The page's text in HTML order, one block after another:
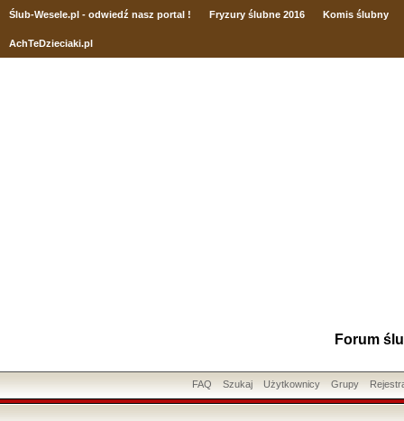
Ślub-Wesele.pl - odwiedź nasz portal ! Fryzury ślubne 2016 Komis ślubny
AchTeDzieciaki.pl
Forum
FAQ Szukaj Użytkownicy Grupy